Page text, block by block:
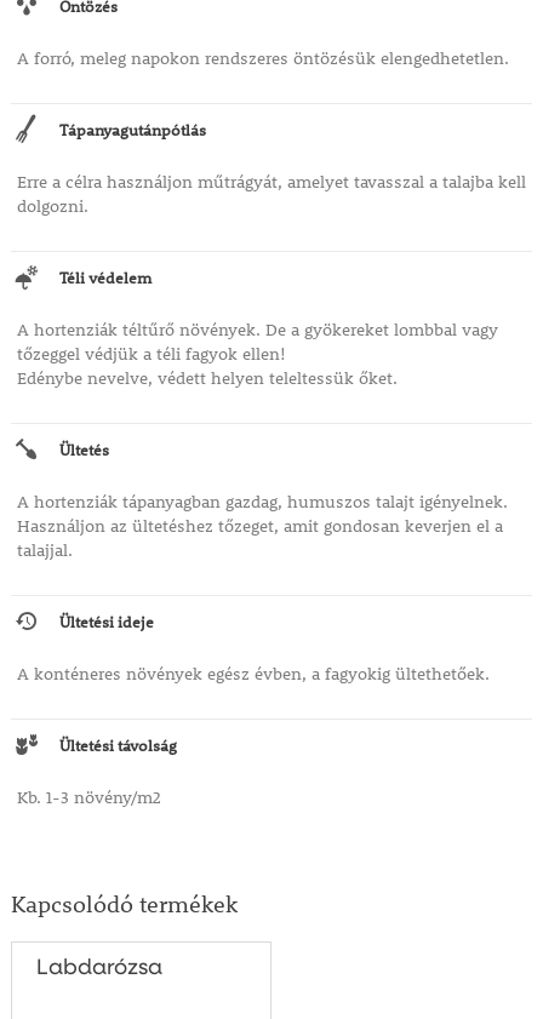
Öntözés
A forró, meleg napokon rendszeres öntözésük elengedhetetlen.
Tápanyagutánpótlás
Erre a célra használjon műtrágyát, amelyet tavasszal a talajba kell
dolgozni.
Téli védelem
A hortenziák téltűrő növények. De a gyökereket lombbal vagy
tőzeggel védjük a téli fagyok ellen!
Edénybe nevelve, védett helyen teleltessük őket.
Ültetés
A hortenziák tápanyagban gazdag, humuszos talajt igényelnek.
Használjon az ültetéshez tőzeget, amit gondosan keverjen el a
talajjal.
Ültetési ideje
A konténeres növények egész évben, a fagyokig ültethetőek.
Ültetési távolság
Kb. 1-3 növény/m2
Kapcsolódó termékek
Labdarózsa